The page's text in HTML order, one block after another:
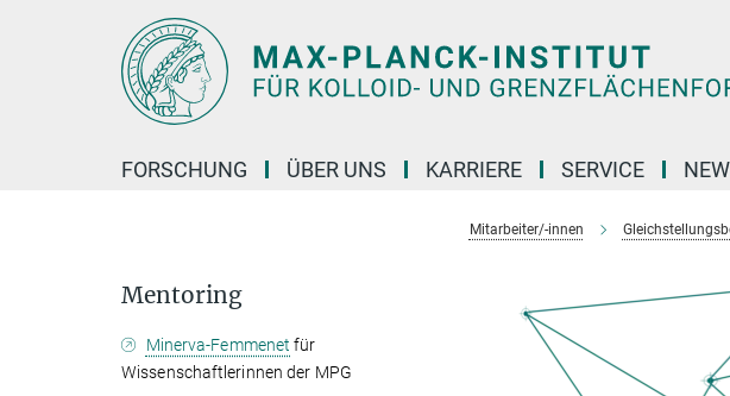
FORSCHUNG ÜBER UNS KARRIERE SERVICE
Mitarbeiter/-innen
Mentoring
Minerva-Femmenet für
Wissenschaftlerinnen der MPG